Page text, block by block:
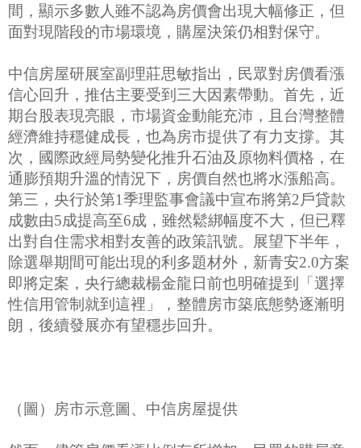
間，顯示多數人雖不認為房價會出現大幅修正，但
面對現階段的市場環境，購屋決策仍相對保守。
中信房屋研展室副理莊思敏指出，民眾對房價看漲
信心回升，推估主要受到三大因素帶動。首先，近
期台股表現亮眼，市場資金動能充沛，且台灣整體
經濟維持穩健成長，也為房市提供了有力支撐。其
次，國際政經局勢變化推升石油及原物料價格，在
通膨預期升溫的情況下，房價自然也將水漲船高。
第三，央行於第1季理監事會議中宣布將第2戶貸款
成數由5成提高至6成，雖然鬆綁幅度不大，但已釋
出對自住需求相對友善的政策訊號。展望下半年，
除選舉期間可能出現的利多題材外，新青安2.0方案
即將定案，央行總裁楊金龍日前也明確提到「選擇
性信用管制就到這裡」，整體房市築底態勢逐漸明
朗，後續發展亦有望穩步回升。
（圖）房市示意圖、中信房屋提供